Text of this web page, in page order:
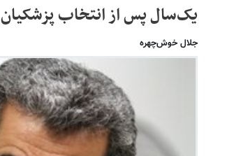
یک‌سال پس از انتخاب پزشکیان
جلال خوش‌چهره